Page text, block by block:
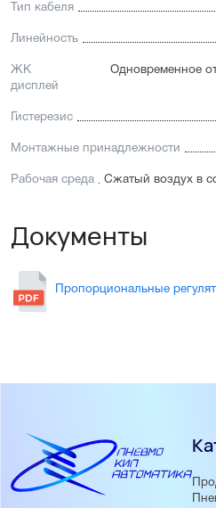
Тип кабеля
Линейность
ЖК
дисплей
Одновременное
Гистерезис
Монтажные принадлежности
Рабочая среда Сжатый воздух в
Документы
Пропорциональные